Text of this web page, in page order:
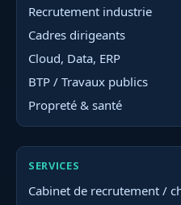
Recrutement industrie
Cadres dirigeants
Cloud, Data, ERP
BTP / Travaux publics
Propreté & santé
SERVICES
Cabinet de recrutement /